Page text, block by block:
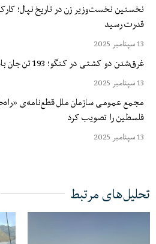
نخست‌وزیر زن در تاریخ نپال؛ کارکی
رسید
دو کشتی در کنگو؛ 193 تن جان باختند
عمومی سازمان ملل قطع‌نامه‌ی «راه‌حل
را تصویب کرد
مرتبط